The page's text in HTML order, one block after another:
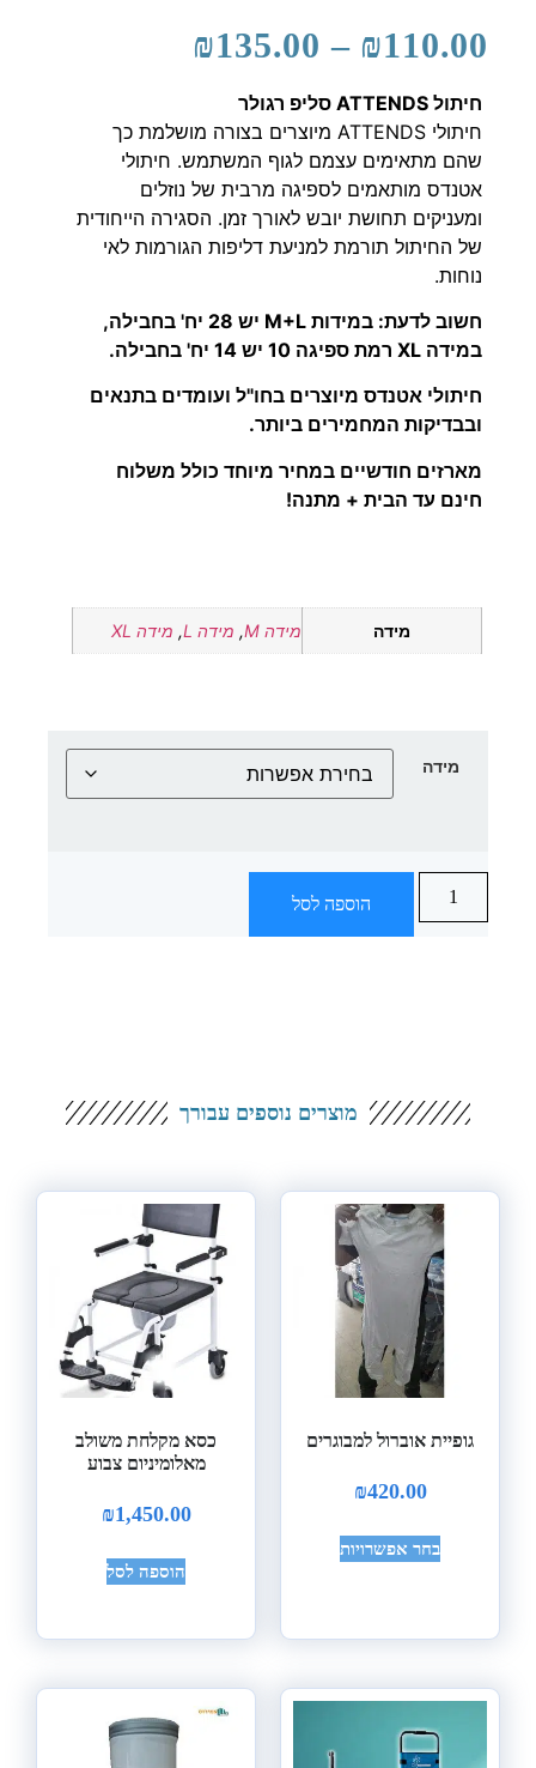
₪110.00
–
₪135.00
חיתול ATTENDS סליפ רגולר
חיתולי ATTENDS מיוצרים בצורה מושלמת כך
שהם מתאימים עצמם לגוף המשתמש. חיתולי
אטנדס מותאמים לספיגה מרבית של נוזלים
ומעניקים תחושת יובש לאורך זמן. הסגירה הייחודית
של החיתול תורמת למניעת דליפות הגורמות לאי
נוחות.
חשוב לדעת: במידות M+L יש 28 יח' בחבילה,
במידה XL רמת ספיגה 10 יש 14 יח' בחבילה.
חיתולי אטנדס מיוצרים בחו"ל ועומדים בתנאים
ובבדיקות המחמירים ביותר.
מארזים חודשיים במחיר מיוחד כולל משלוח
חינם עד הבית + מתנה!
מידה מידה M , מידה L , מידה XL
מידה
הוספה לסל
מוצרים נוספים עבורך
גופיית אוברול למבוגרים
₪420.00
בחר אפשרויות
כסא מקלחת משולב
מאלומיניום צבוע
₪1,450.00
הוספה לסל